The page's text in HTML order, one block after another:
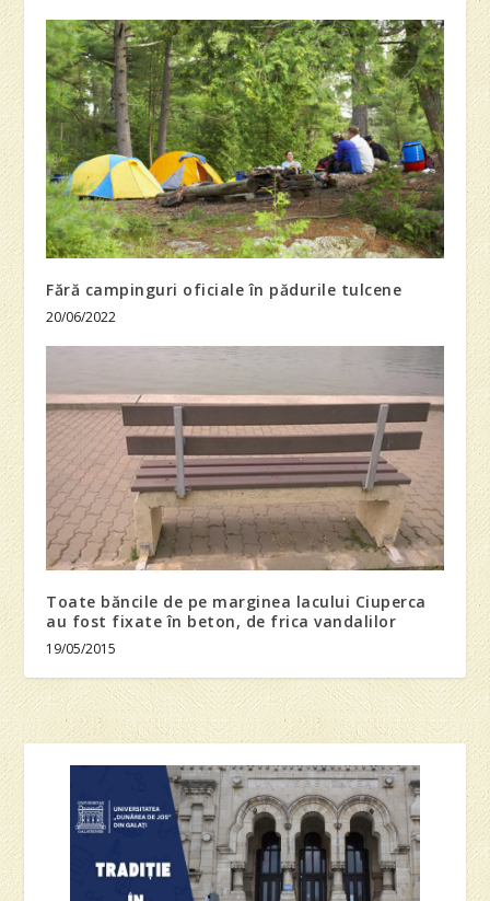
Fără campinguri oficiale în pădurile tulcene
20/06/2022
Toate băncile de pe marginea lacului Ciuperca
au fost fixate în beton, de frica vandalilor
19/05/2015